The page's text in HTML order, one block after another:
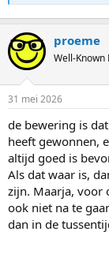
proeme
Well-
31 mei 2026
de bewering is
heeft gewonnen,
altijd goed is
Als dat waar is,
zijn. Maarja, voor
ook niet na te
dan in de